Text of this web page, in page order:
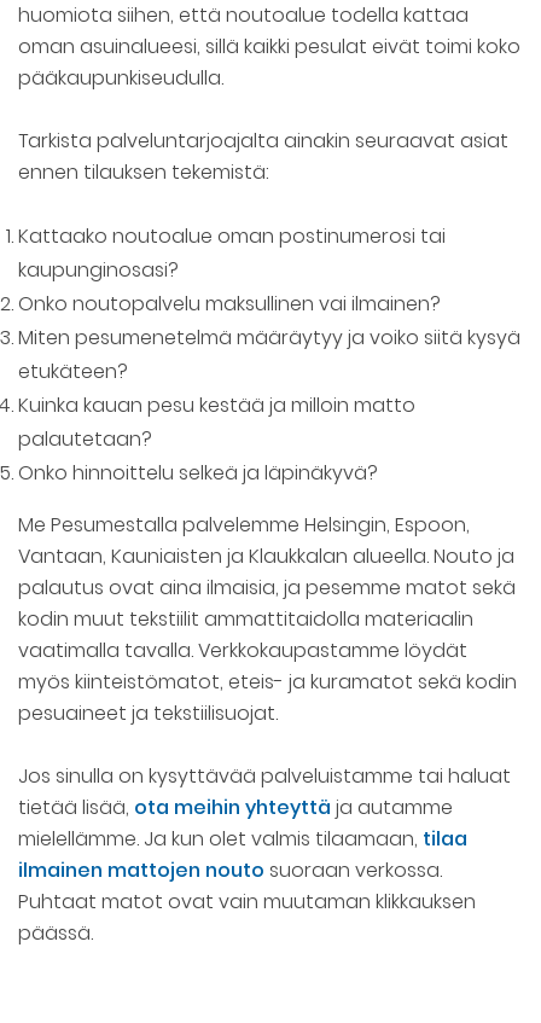
huomiota siihen, että noutoalue todella kattaa
oman asuinalueesi, sillä kaikki pesulat eivät toimi koko
pääkaupunkiseudulla.
Tarkista palveluntarjoajalta ainakin seuraavat asiat
ennen tilauksen tekemistä:
Kattaako noutoalue oman postinumerosi tai
kaupunginosasi?
Onko noutopalvelu maksullinen vai ilmainen?
Miten pesumenetelmä määräytyy ja voiko siitä kysyä
etukäteen?
Kuinka kauan pesu kestää ja milloin matto
palautetaan?
Onko hinnoittelu selkeä ja läpinäkyvä?
Me Pesumestalla palvelemme Helsingin, Espoon,
Vantaan, Kauniaisten ja Klaukkalan alueella. Nouto ja
palautus ovat aina ilmaisia, ja pesemme matot sekä
kodin muut tekstiilit ammattitaidolla materiaalin
vaatimalla tavalla. Verkkokaupastamme löydät
myös kiinteistömatot, eteis- ja kuramatot sekä kodin
pesuaineet ja tekstiilisuojat.
Jos sinulla on kysyttävää palveluistamme tai haluat
tietää lisää, ota meihin yhteyttä ja autamme
mielellämme. Ja kun olet valmis tilaamaan, tilaa
ilmainen mattojen nouto suoraan verkossa.
Puhtaat matot ovat vain muutaman klikkauksen
päässä.